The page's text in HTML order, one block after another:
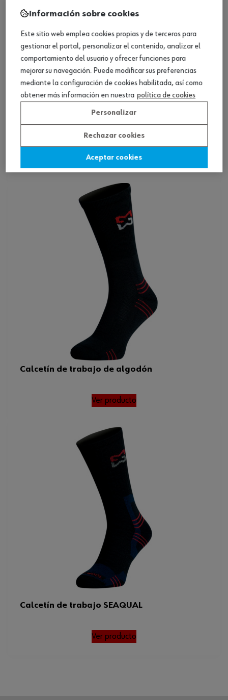
Calcetín de trabajo DRYTEX
Ver producto
Calcetín de trabajo de algodón
Ver producto
Calcetín de trabajo SEAQUAL
Ver producto
Información sobre cookies
Este sitio web emplea cookies propias y de terceros para
gestionar el portal, personalizar el contenido, analizar el
comportamiento del usuario y ofrecer funciones para
mejorar su navegación. Puede modificar sus preferencias
mediante la configuración de cookies habilitada, así como
obtener más información en nuestra política de cookies
Personalizar
Rechazar cookies
Aceptar cookies